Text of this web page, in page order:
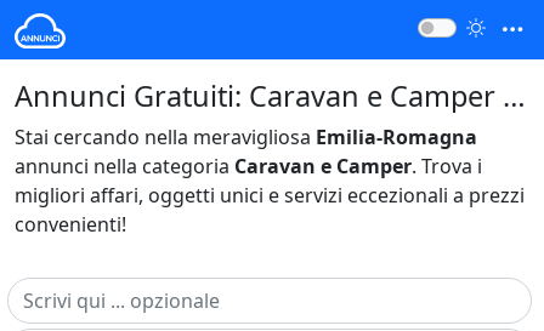
Annunci Gratuiti: Caravan e Camper Emilia-Romagna Italia
Stai cercando nella meravigliosa Emilia-Romagna
annunci nella categoria Caravan e Camper. Trova i
migliori affari, oggetti unici e servizi eccezionali a prezzi
convenienti!